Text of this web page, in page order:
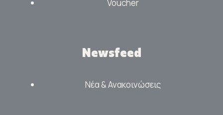
Voucher
Newsfeed
Νέα & Ανακοινώσεις